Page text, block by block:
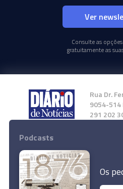
Ver
Consulte as
gratuitamente as
Rua Dr.
9054-514
291 202
Instale a
Podcasts
Os